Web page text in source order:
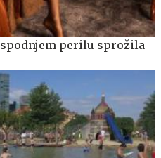
perilu sprožila